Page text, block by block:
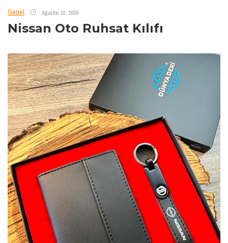
Genel Ağustos 10, 2026
Nissan Oto Ruhsat Kılıfı